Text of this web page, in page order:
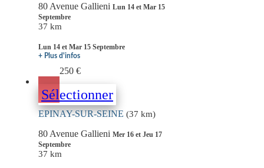
80 Avenue Gallieni Lun 14 et Mar 15
Septembre
37 km
Lun 14 et Mar 15 Septembre
+ Plus d'infos
250 €
Sélectionner
EPINAY-SUR-SEINE (37 km)
80 Avenue Gallieni Mer 16 et Jeu 17
Septembre
37 km